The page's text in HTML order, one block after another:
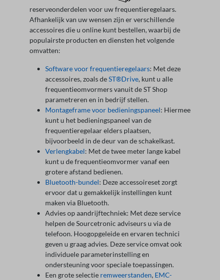
reserveonderdelen voor uw frequentieregelaars.
Afhankelijk van uw wensen zijn er verschillende
accessoires die u online kunt bestellen, waarbij de
populairste producten en diensten het volgende
omvatten:
Software voor frequentieregelaars: Met deze
accessoires, zoals deST®Drive, kunt u alle
frequentieomvormers vanuit de ST Shop
parametreren en in bedrijf stellen.
Montageframe voor bedieningspaneel: Hiermee
kunt u het bedieningspaneel van de
frequentieregelaar elders plaatsen,
bijvoorbeeld in de deur van de schakelkast.
Verlengkabel: Met de twee meter lange kabel
kunt u de frequentieomvormer vanaf een
grotere afstand bedienen.
Bluetooth-bundel: Deze accessoireset zorgt
ervoor dat u gemakkelijk instellingen kunt
maken via Bluetooth.
Advies op aandrijftechniek: Met deze service
helpen de Sourcetronic adviseurs u via de
telefoon. Hoogopgeleide en ervaren technici
geven u graag advies. Deze service omvat ook
individuele parameterinstelling en
ondersteuning voor speciale toepassingen.
Een grote selectie remweerstanden, EMC-